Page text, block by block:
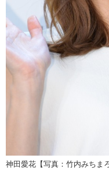
神田愛花【写真：竹内みちまろ